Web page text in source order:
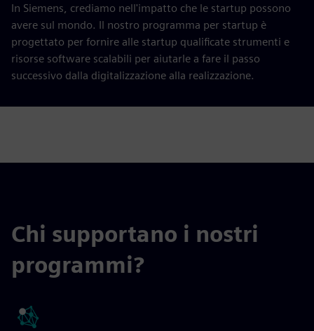
In Siemens, crediamo nell'impatto che le startup possono
avere sul mondo. Il nostro programma per startup è
progettato per fornire alle startup qualificate strumenti e
risorse software scalabili per aiutarle a fare il passo
successivo dalla digitalizzazione alla realizzazione.
Chi supportano i nostri
programmi?